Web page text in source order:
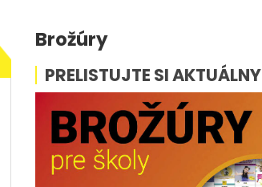
Brožúry
PRELISTUJTE SI AKTUÁLNY